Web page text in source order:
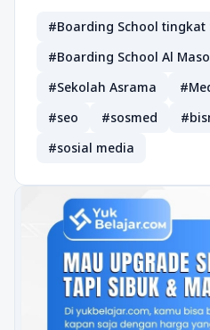
#Boarding School tingkat
#Boarding School Al
#Sekolah Asrama
#seo
#sosmed
#sosial media